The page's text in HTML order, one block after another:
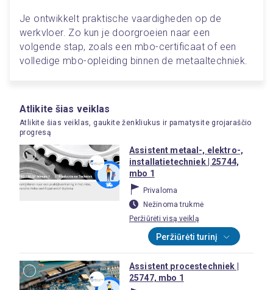
Je ontwikkelt praktische vaardigheden op de
werkvloer. Zo kun je doorgroeien naar een
volgende stap, zoals een mbo-certificaat of een
volledige mbo-opleiding binnen de metaaltechniek.
Atlikite šias veiklas
Atlikite šias veiklas, gaukite ženkliukus ir pamatysite grojaraščio
progresą
Assistent metaal-, elektro-,
installatietechniek | 25744,
mbo 1
Privaloma
Nežinoma trukmė
Peržiūrėti visą veiklą
Peržiūrėti turinį
Assistent procestechniek |
25747, mbo 1